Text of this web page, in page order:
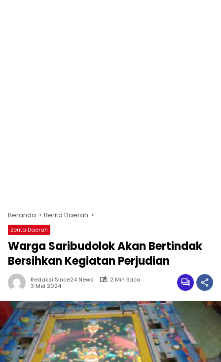
Beranda Berita Daerah
Berita Daerah
Warga Saribudolok Akan Bertindak
Bersihkan Kegiatan Perjudian
Redaksi Since24 News
2 Min Baca
3 Mei 2024